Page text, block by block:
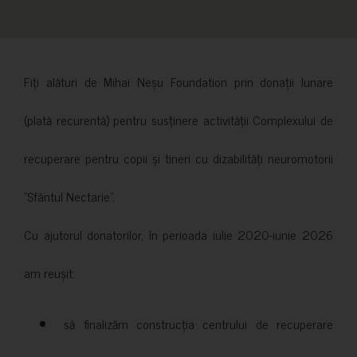
Fiți alături de Mihai Neșu Foundation prin donații lunare
(plată recurentă) pentru susținere activității Complexului de
recuperare pentru copii și tineri cu dizabilități neuromotorii
”Sfântul Nectarie”.
Cu ajutorul donatorilor, în perioada iulie 2020-iunie 2026
am reușit:
să finalizăm construcția centrului de recuperare